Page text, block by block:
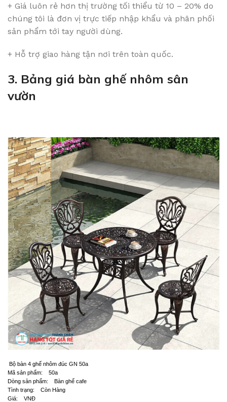
+ Giá luôn rẻ hơn thị trường tối thiểu từ 10 – 20% do
chúng tôi là đơn vị trực tiếp nhập khẩu và phân phối
sản phẩm tới tay người dùng.
+ Hỗ trợ giao hàng tận nơi trên toàn quốc.
3. Bảng giá bàn ghế nhôm sân
vườn
Bộ bàn 4 ghế nhôm đúc GN 50a
Mã sản phẩm: 50a
Dòng sản phẩm: Bàn ghế cafe
Tình trạng: Còn Hàng
Giá: VNĐ